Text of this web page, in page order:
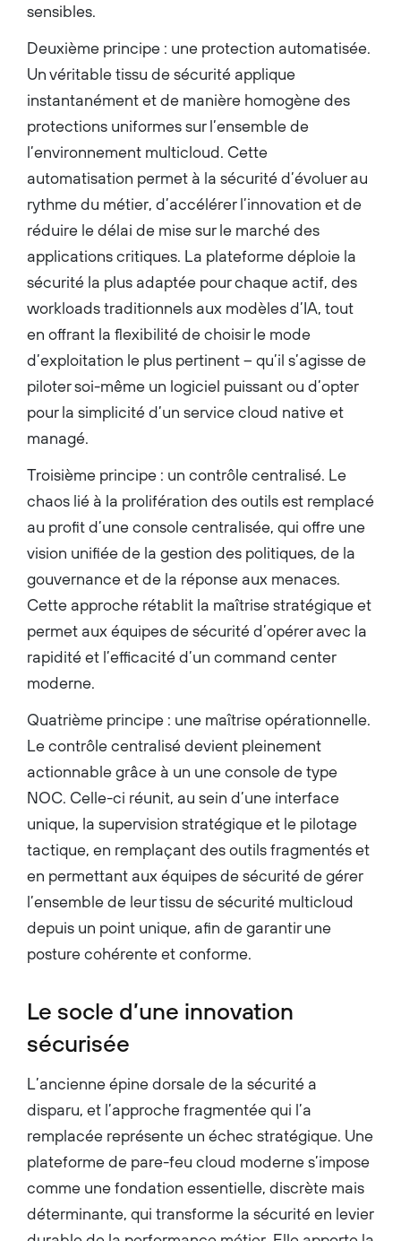
sensibles.
Deuxième principe : une protection automatisée.
Un véritable tissu de sécurité applique
instantanément et de manière homogène des
protections uniformes sur l’ensemble de
l’environnement multicloud. Cette
automatisation permet à la sécurité d’évoluer au
rythme du métier, d’accélérer l’innovation et de
réduire le délai de mise sur le marché des
applications critiques. La plateforme déploie la
sécurité la plus adaptée pour chaque actif, des
workloads traditionnels aux modèles d’IA, tout
en offrant la flexibilité de choisir le mode
d’exploitation le plus pertinent – qu’il s’agisse de
piloter soi-même un logiciel puissant ou d’opter
pour la simplicité d’un service cloud native et
managé.
Troisième principe : un contrôle centralisé. Le
chaos lié à la prolifération des outils est remplacé
au profit d’une console centralisée, qui offre une
vision unifiée de la gestion des politiques, de la
gouvernance et de la réponse aux menaces.
Cette approche rétablit la maîtrise stratégique et
permet aux équipes de sécurité d’opérer avec la
rapidité et l’efficacité d’un command center
moderne.
Quatrième principe : une maîtrise opérationnelle.
Le contrôle centralisé devient pleinement
actionnable grâce à un une console de type
NOC. Celle-ci réunit, au sein d’une interface
unique, la supervision stratégique et le pilotage
tactique, en remplaçant des outils fragmentés et
en permettant aux équipes de sécurité de gérer
l’ensemble de leur tissu de sécurité multicloud
depuis un point unique, afin de garantir une
posture cohérente et conforme.
Le socle d’une innovation
sécurisée
L’ancienne épine dorsale de la sécurité a
disparu, et l’approche fragmentée qui l’a
remplacée représente un échec stratégique. Une
plateforme de pare-feu cloud moderne s’impose
comme une fondation essentielle, discrète mais
déterminante, qui transforme la sécurité en levier